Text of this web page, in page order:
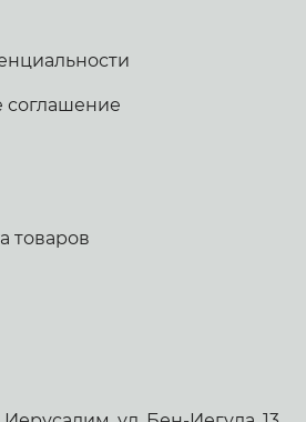
соглашение
товаров